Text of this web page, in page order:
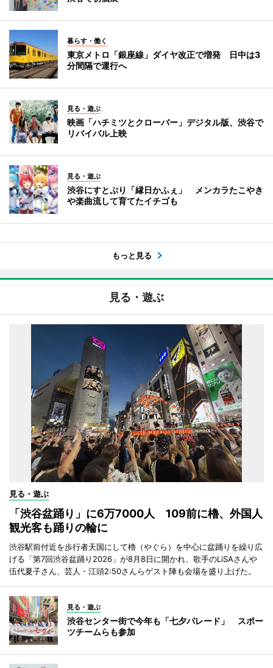
暮らす・働く
東京メトロ「銀座線」ダイヤ改正で増発 日中は3
分間隔で運行へ
見る・遊ぶ
映画「ハチミツとクローバー」デジタル版、渋谷で
リバイバル上映
見る・遊ぶ
渋谷にすとぷり「縁日かふぇ」 メンカラたこやき
や楽曲流して育てたイチゴも
もっと見る
見る・遊ぶ
見る・遊ぶ
「渋谷盆踊り」に6万7000人 109前に櫓、外国人
観光客も踊りの輪に
渋谷駅前付近を歩行者天国にして櫓（やぐら）を中心に盆踊りを繰り広
げる「第7回渋谷盆踊り2026」が8月8日に開かれ、歌手のLiSAさんや
伍代夏子さん、芸人・江頭2:50さんらゲスト陣も会場を盛り上げた。
見る・遊ぶ
渋谷センター街で今年も「七夕パレード」 スポー
ツチームらも参加